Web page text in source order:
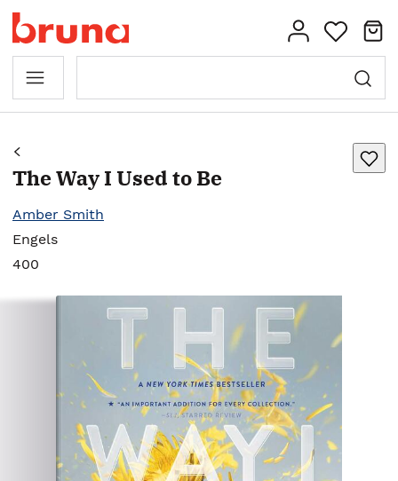
The Way I Used to Be
Amber Smith
Engels
400